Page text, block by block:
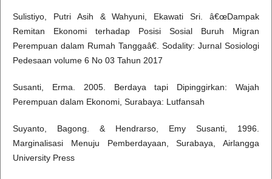
Sulistiyo, Putri Asih & Wahyuni, Ekawati Sri. â€œDampak
Remitan Ekonomi terhadap Posisi Sosial Buruh Migran
Perempuan dalam Rumah Tanggaâ€. Sodality: Jurnal Sosiologi
Pedesaan volume 6 No 03 Tahun 2017
Susanti, Erma. 2005. Berdaya tapi Dipinggirkan: Wajah
Perempuan dalam Ekonomi, Surabaya: Lutfansah
Suyanto, Bagong. & Hendrarso, Emy Susanti, 1996.
Marginalisasi Menuju Pemberdayaan, Surabaya, Airlangga
University Press